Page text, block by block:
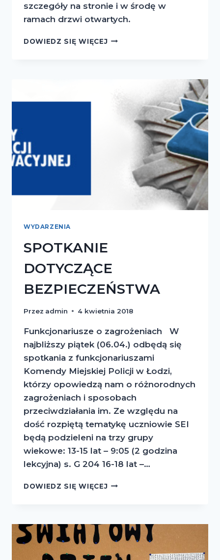
szczegóły na stronie i w środę w
ramach drzwi otwartych.
DOWIEDZ SIĘ WIĘCEJDRZWI
WYDARZENIA
SPOTKANIE
DOTYCZĄCE
BEZPIECZEŃSTWA
Przez admin 4 kwietnia 2018
Funkcjonariusze o zagrożeniach W
najbliższy piątek (06.04.) odbędą się
spotkania z funkcjonariuszami
Komendy Miejskiej Policji w Łodzi,
którzy opowiedzą nam o różnorodnych
zagrożeniach i sposobach
przeciwdziałania im. Ze względu na
dość rozpiętą tematykę uczniowie SEI
będą podzieleni na trzy grupy
wiekowe: 13-15 lat – 9:05 (2 godzina
lekcyjna) s. G 204 16-18 lat –…
DOWIEDZ SIĘ WIĘCEJSPOTKANIE